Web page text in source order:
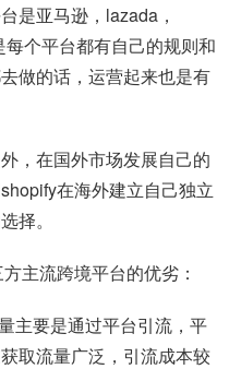
是亚马逊，lazada，
个平台都有自己的规则和
做的话，运营起来也是有
，在国外市场发展自己的
在海外建立自己独立
择。
主流跨境平台的优劣：
主要是通过平台引流，平
取流量广泛，引流成本较